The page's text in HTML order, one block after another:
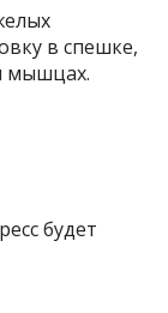
в спешке,
мышцах.
будет